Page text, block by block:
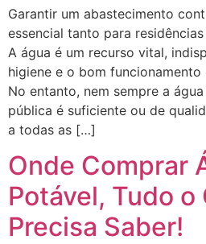
Garantir um abastecimento
essencial tanto para
A água é um recurso vital,
higiene e o bom
No entanto, nem sempre a
pública é suficiente ou de
a todas as […]
Onde Comprar
Potável, Tudo o
Precisa Saber!